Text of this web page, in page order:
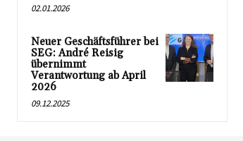
02.01.2026
Neuer Geschäftsführer bei
SEG: André Reisig
übernimmt
Verantwortung ab April
2026
09.12.2025